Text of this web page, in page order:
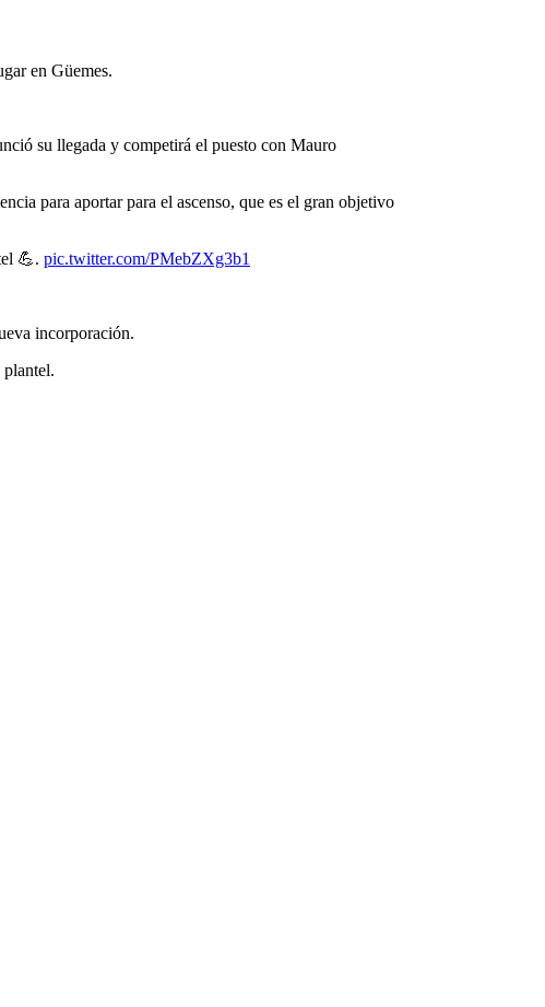
en Güemes.
su llegada y competirá el puesto con Mauro
para aportar para el ascenso, que es el gran objetivo
💪. pic.twitter.com/PMebZXg3b1
incorporación.
plantel.